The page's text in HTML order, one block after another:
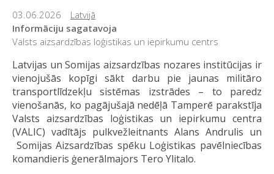
03.06.2026
Latvijā
Informāciju sagatavoja
Valsts aizsardzības loģistikas un iepirkumu centrs
Latvijas un Somijas aizsardzības nozares institūcijas ir
vienojušās kopīgi sākt darbu pie jaunas militāro
transportlīdzekļu sistēmas izstrādes – to paredz
vienošanās, ko pagājušajā nedēļā Tamperē parakstīja
Valsts aizsardzības loģistikas un iepirkumu centra
(VALIC) vadītājs pulkvežleitnants Alans Andrulis un
Somijas Aizsardzības spēku Loģistikas pavēlniecības
komandieris ģenerālmajors Tero Ylitalo.